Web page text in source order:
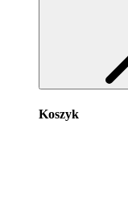
Koszyk